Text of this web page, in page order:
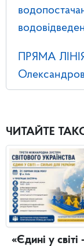
ПРЯМА
ЧИТАЙТЕ
«Єдині у світі